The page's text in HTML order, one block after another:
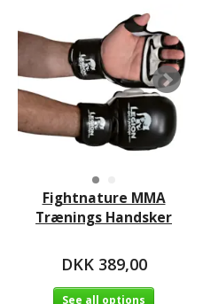
Fightnature MMA
Trænings Handsker
DKK 389,00
See all options